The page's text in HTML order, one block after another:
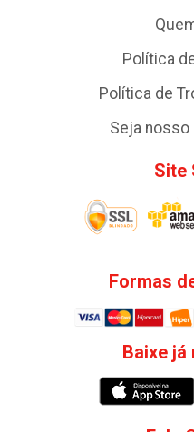
Política
Política de
Seja nosso
Site
Formas
Baixe já